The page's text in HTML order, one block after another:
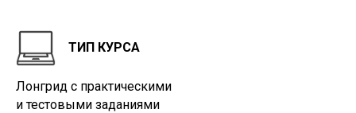
ТИП КУРСА
Лонгрид с практическими
и тестовыми заданиями